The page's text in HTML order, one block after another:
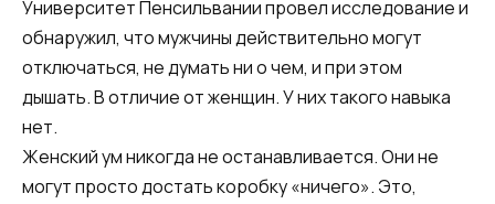
Университет Пенсильвании провел исследование и
обнаружил, что мужчины действительно могут
отключаться, не думать ни о чем, и при этом
дышать. В отличие от женщин. У них такого навыка
нет.
Женский ум никогда не останавливается. Они не
могут просто достать коробку «ничего». Это,